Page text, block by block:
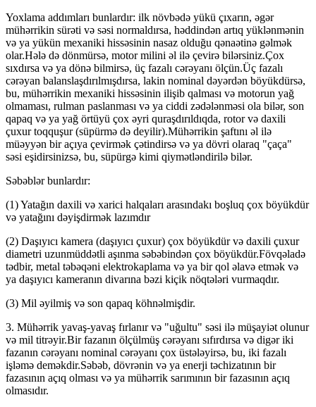
Yoxlama addımları bunlardır: ilk növbədə yükü çıxarın, əgər
mühərrikin sürəti və səsi normaldırsa, həddindən artıq yüklənmənin
və ya yükün mexaniki hissəsinin nasaz olduğu qənaətinə gəlmək
olar.Hələ də dönmürsə, motor milini əl ilə çevirə bilərsiniz.Çox
sıxdırsa və ya dönə bilmirsə, üç fazalı cərəyanı ölçün.Üç fazalı
cərəyan balanslaşdırılmışdırsa, lakin nominal dəyərdən böyükdürsə,
bu, mühərrikin mexaniki hissəsinin ilişib qalması və motorun yağ
olmaması, rulman paslanması və ya ciddi zədələnməsi ola bilər, son
qapaq və ya yağ örtüyü çox əyri quraşdırıldıqda, rotor və daxili
çuxur toqquşur (süpürmə də deyilir).Mühərrikin şaftını əl ilə
müəyyən bir açıya çevirmək çətindirsə və ya dövri olaraq "çaça"
səsi eşidirsinizsə, bu, süpürgə kimi qiymətləndirilə bilər.
Səbəblər bunlardır:
(1) Yatağın daxili və xarici halqaları arasındakı boşluq çox böyükdür
və yatağını dəyişdirmək lazımdır
(2) Daşıyıcı kamera (daşıyıcı çuxur) çox böyükdür və daxili çuxur
diametri uzunmüddətli aşınma səbəbindən çox böyükdür.Fövqəladə
tədbir, metal təbəqəni elektrokaplama və ya bir qol əlavə etmək və
ya daşıyıcı kameranın divarına bəzi kiçik nöqtələri vurmaqdır.
(3) Mil əyilmiş və son qapaq köhnəlmişdir.
3. Mühərrik yavaş-yavaş fırlanır və "uğultu" səsi ilə müşayiət olunur
və mil titrəyir.Bir fazanın ölçülmüş cərəyanı sıfırdırsa və digər iki
fazanın cərəyanı nominal cərəyanı çox üstələyirsə, bu, iki fazalı
işləmə deməkdir.Səbəb, dövrənin və ya enerji təchizatının bir
fazasının açıq olması və ya mühərrik sarımının bir fazasının açıq
olmasıdır.